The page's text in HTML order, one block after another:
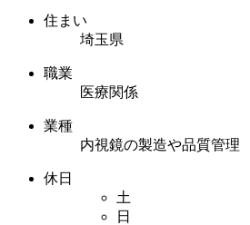
住まい
埼玉県
職業
医療関係
業種
内視鏡の製造や品質管理
休日
土
日